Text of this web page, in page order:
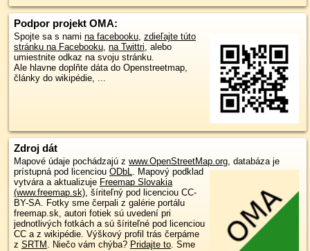
Podpor projekt OMA:
Spojte sa s nami na facebooku, zdieľajte túto
stránku na Facebooku, na Twittri, alebo
umiestnite odkaz na svoju stránku.
Ale hlavne doplňte dáta do Openstreetmap,
články do wikipédie, ...
Zdroj dát
Mapové údaje pochádzajú z www.OpenStreetMap.org, databáza je
prístupná pod licenciou ODbL. Mapový podklad
vytvára a aktualizuje Freemap Slovakia
(www.freemap.sk), šíriteľný pod licenciou CC-
BY-SA. Fotky sme čerpali z galérie portálu
freemap.sk, autori fotiek sú uvedení pri
jednotlivých fotkách a sú šíriteľné pod licenciou
CC a z wikipédie. Výškový profil trás čerpáme
z SRTM . Niečo vám chýba? Pridajte to. Sme